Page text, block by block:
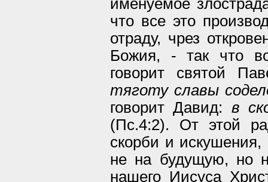
именуемое
что все это
отраду, чрез
Божия, - так что
говорит святой
тяготу славы
говорит Давид: в
(Пс.4:2). От этой
скорби и
не на будущую, но
нашего Иисуса